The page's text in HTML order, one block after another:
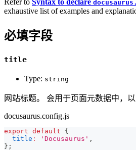
Refer to Syntax to declare
exhaustive list of examples and
必填字段
title
Type: string
网站标题。 会用于页面元数据中，
docusaurus.config.js
export default
{
title : 'Docusaurus' ,
} ;